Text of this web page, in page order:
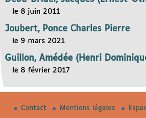
le 8 juin 2011
Joubert, Ponce Charles Pierre
le 9 mars 2021
Guillon, Amédée (Henri
le 8 février 2017
Contact Mentions légales